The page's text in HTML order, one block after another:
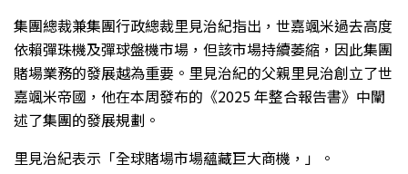
集團總裁兼集團行政總裁里見治紀指出，世嘉颯米過去高度
依賴彈珠機及彈球盤機市場，但該市場持續萎縮，因此集團
賭場業務的發展越為重要。里見治紀的父親里見治創立了世
嘉颯米帝國，他在本周發布的《2025 年整合報告書》中闡
述了集團的發展規劃。
里見治紀表示「全球賭場市場蘊藏巨大商機，」。